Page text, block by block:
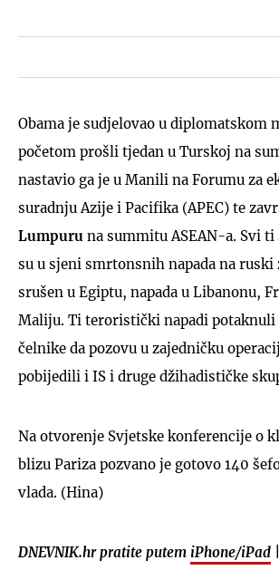
Obama je sudjelovao u diplomatskom
početom prošli tjedan u Turskoj na
nastavio ga je u Manili na Forumu za
suradnju Azije i Pacifika (APEC) te
Lumpuru na summitu ASEAN-a. Svi
su u sjeni smrtonsnih napada na ruski
srušen u Egiptu, napada u Libanonu,
Maliju. Ti teroristički napadi potaknuli
čelnike da pozovu u zajedničku
pobijedili i IS i druge džihadističke
Na otvorenje Svjetske konferencije o
blizu Pariza pozvano je gotovo 140
vlada. (Hina)
DNEVNIK.hr pratite putem iPhone/iPad